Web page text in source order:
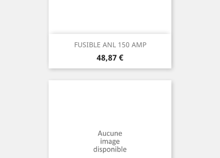
FUSIBLE ANL 150 AMP
Prix
48,87 €